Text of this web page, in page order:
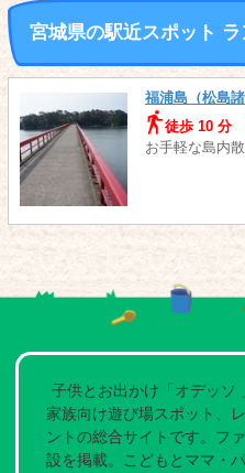
宮城県の駅近スポット
福浦島（松島諸
徒歩 10 分
お手軽な島内
子供とお出かけ「オデッソ
家族向け遊び場スポット、
ントの総合サイトです。フ
設を掲載。こどもとママ・